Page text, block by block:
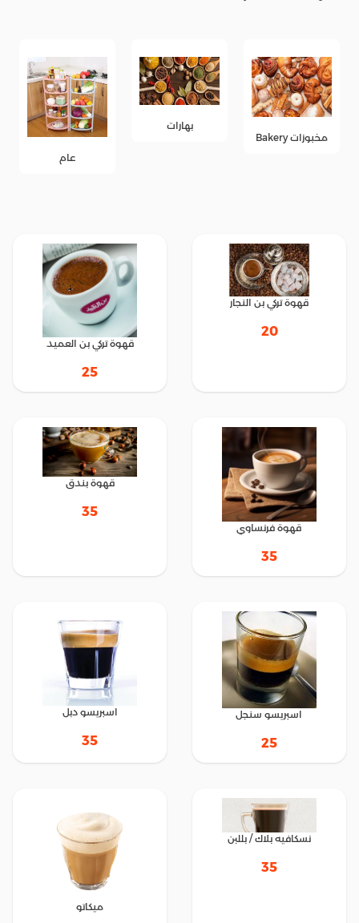
مخبوزات Bakery
بهارات
عام
قهوة تركي بن النجار
20
قهوة تركي بن العميد
25
قهوة فرنساوي
35
قهوة بندق
35
اسبريسو سنجل
25
اسبريسو دبل
35
نسكافيه بلاك / بللبن
35
ميكاتو